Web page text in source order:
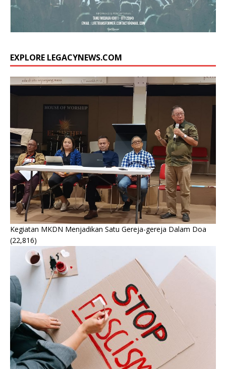
EXPLORE LEGACYNEWS.COM
Kegiatan MKDN Menjadikan Satu Gereja-gereja Dalam Doa
(22,816)